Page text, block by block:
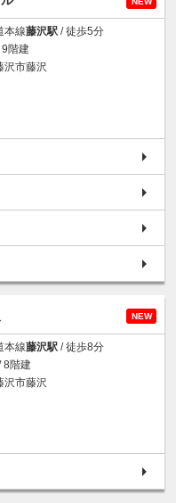
本線藤沢駅 / 徒歩5分
9階建
沢市藤沢
NEW
本線藤沢駅 / 徒歩8分
8階建
沢市藤沢